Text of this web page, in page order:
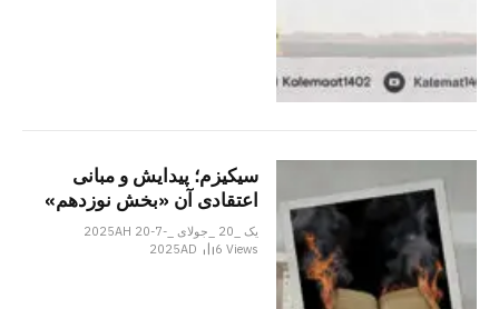
سیکیزم؛ پیدایش و مبانی
اعتقادی آن «بخش نوزدهم»
یک _20 _جولای _2025AH 20-7-
2025AD
6Views